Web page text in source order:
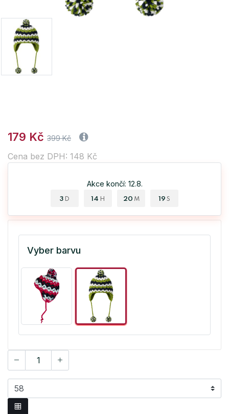
179 Kč 399 Kč
Cena bez DPH: 148 Kč
Akce končí: 12.8.
3 D 14 H 20 M 19 S
Vyber barvu